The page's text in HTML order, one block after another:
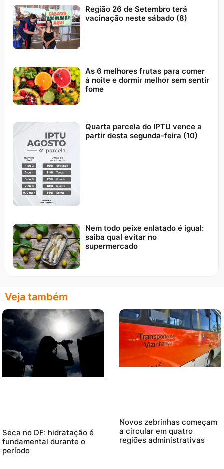
Região 26 de Setembro terá
vacinação neste sábado (8)
As 6 melhores frutas para comer
à noite e dormir melhor sem sentir
fome
Quarta parcela do IPTU vence a
partir desta segunda-feira (10)
Nem todo peixe enlatado é igual:
saiba qual evitar no
supermercado
Veja também
Seca no DF: hidratação é
fundamental durante o
período
Novos zebrinhas começam
a circular em quatro
regiões administrativas